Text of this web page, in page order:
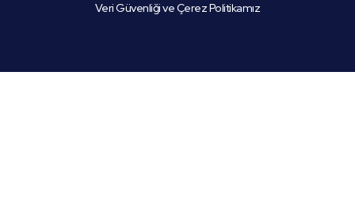
Veri Güvenliği ve Çerez Politikamız